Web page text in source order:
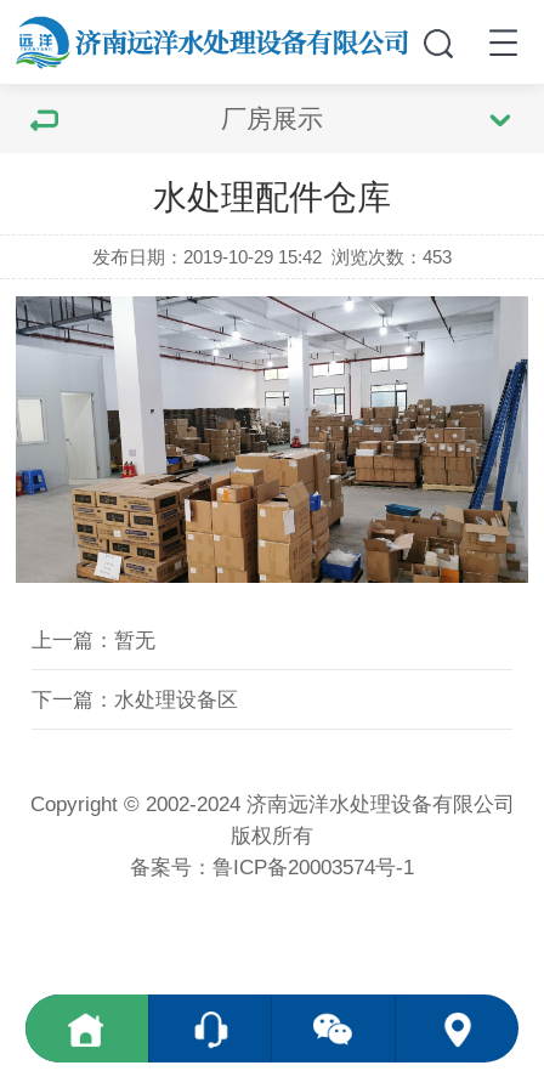
厂房展示
水处理配件仓库
发布日期：2019-10-29 15:42 浏览次数：453
上一篇：暂无
下一篇：水处理设备区
Copyright © 2002-2024 济南远洋水处理设备有限公司
版权所有
备案号： 鲁ICP备20003574号-1